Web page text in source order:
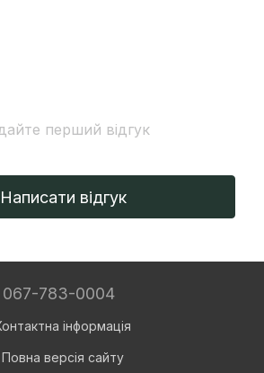
перший відгук
Написати відгук
067-783-0004
інформація
Повна версія сайту